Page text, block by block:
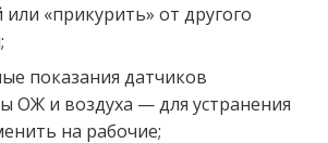
«прикурить» от другого
показания датчиков
ОЖ и воздуха — для устранения
на рабочие;